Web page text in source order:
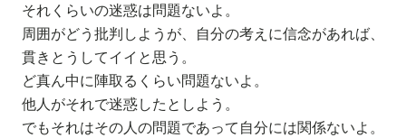
それくらいの迷惑は問題ないよ。
周囲がどう批判しようが、自分の考えに信念があれば、
貫きとうしてイイと思う。
ど真ん中に陣取るくらい問題ないよ。
他人がそれで迷惑したとしよう。
でもそれはその人の問題であって自分には関係ないよ。